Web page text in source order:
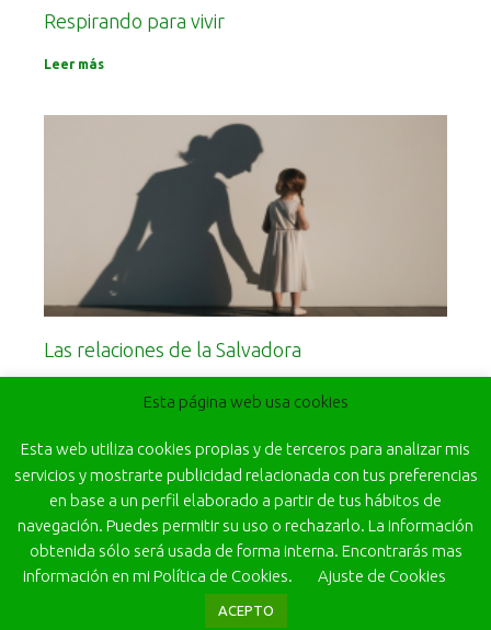
Respirando para vivir
Leer más
Las relaciones de la Salvadora
Esta página web usa cookies
Esta web utiliza cookies propias y de terceros para analizar mis
servicios y mostrarte publicidad relacionada con tus preferencias
en base a un perfil elaborado a partir de tus hábitos de
navegación. Puedes permitir su uso o rechazarlo. La información
obtenida sólo será usada de forma interna. Encontrarás mas
información en mi Política de Cookies.
Ajuste de Cookies
ACEPTO